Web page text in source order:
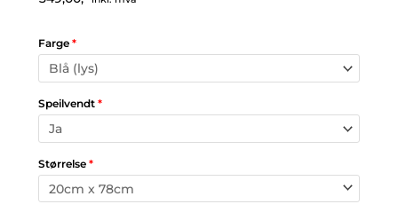
Farge *
Speilvendt *
Størrelse *